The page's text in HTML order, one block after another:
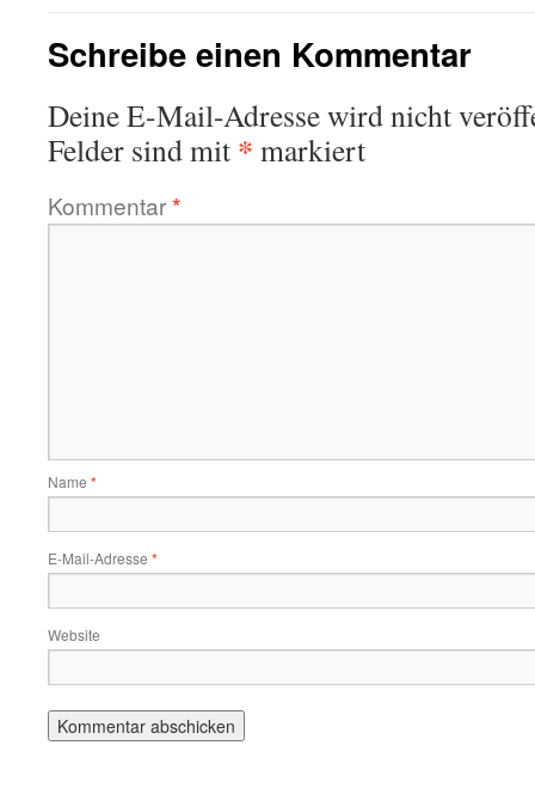
Schreibe einen Kommentar
Deine E-Mail-Adresse wird nicht
Felder sind mit * markiert
Kommentar*
Name *
E-Mail-Adresse *
Website